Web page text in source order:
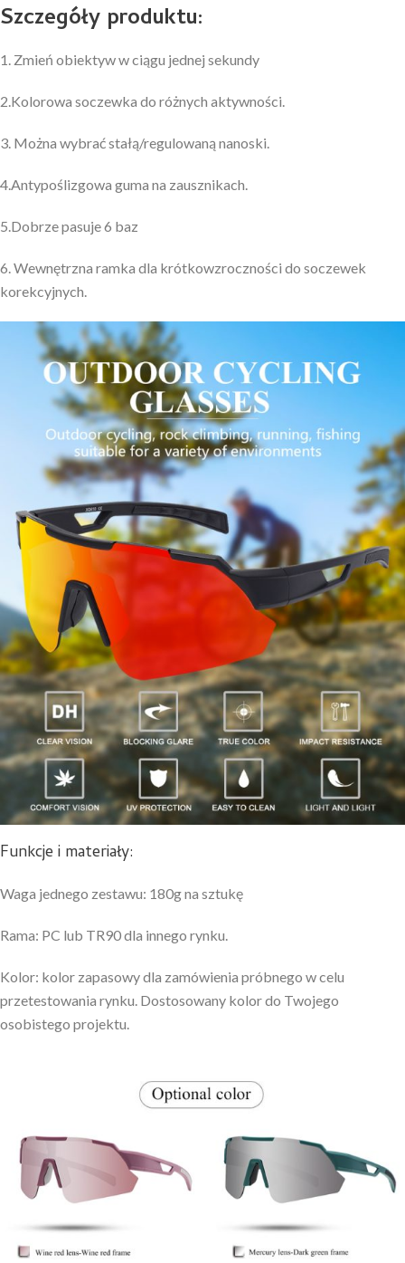
Szczegóły produktu:
1. Zmień obiektyw w ciągu jednej sekundy
2.Kolorowa soczewka do różnych aktywności.
3. Można wybrać stałą/regulowaną nanoski.
4.Antypoślizgowa guma na zausznikach.
5.Dobrze pasuje 6 baz
6. Wewnętrzna ramka dla krótkowzroczności do soczewek
korekcyjnych.
Funkcje i materiały:
Waga jednego zestawu: 180g na sztukę
Rama: PC lub TR90 dla innego rynku.
Kolor: kolor zapasowy dla zamówienia próbnego w celu
przetestowania rynku. Dostosowany kolor do Twojego
osobistego projektu.